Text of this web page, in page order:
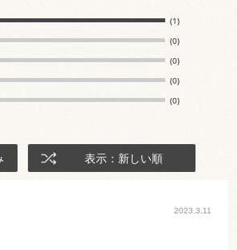
(1)
(0)
(0)
(0)
(0)
表示：新しい順
2023.3.11